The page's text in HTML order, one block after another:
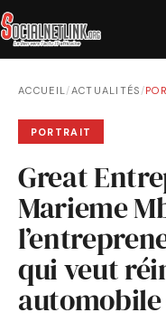
ACCUEIL/ACTUALITÉS /
PORTRAIT
Great
Marieme
qui veut